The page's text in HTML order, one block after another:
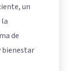
un
de
bienestar